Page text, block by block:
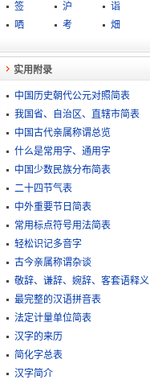
签
沪
诣
哂
考 畑
实用附录
中国历史朝代公元对照简表
我国省、自治区、直辖市简表
中国古代亲属称谓总览
什么是常用字、通用字
中国少数民族分布简表
二十四节气表
中外重要节日简表
常用标点符号用法简表
轻松识记多音字
古今亲属称谓杂谈
敬​辞​、​谦​辞​、​婉​辞​、​客​套​语​释​义
最完整的汉语拼音表
法定计量单位简表
汉字的来历
简化字总表
汉字简介